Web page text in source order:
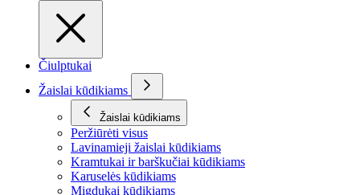
Čiulptukai
Žaislai kūdikiams
Žaislai kūdikiams
Peržiūrėti visus
Lavinamieji žaislai kūdikiams
Kramtukai ir barškučiai kūdikiams
Karuselės kūdikiams
Migdukai kūdikiams